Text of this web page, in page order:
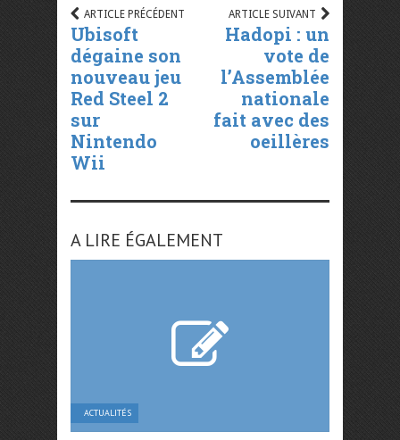
ARTICLE PRÉCÉDENT
Ubisoft
dégaine son
nouveau jeu
Red Steel 2
sur
Nintendo
Wii
ARTICLE SUIVANT
Hadopi : un
vote de
l’Assemblée
nationale
fait avec des
oeillères
A LIRE ÉGALEMENT
ACTUALITÉS